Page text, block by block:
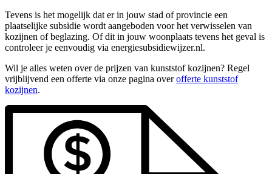
Tevens is het mogelijk dat er in jouw stad of provincie een
plaatselijke subsidie wordt aangeboden voor het verwisselen van
kozijnen of beglazing. Of dit in jouw woonplaats tevens het geval is
controleer je eenvoudig via energiesubsidiewijzer.nl.
Wil je alles weten over de prijzen van kunststof kozijnen? Regel
vrijblijvend een offerte via onze pagina overofferte kunststof
kozijnen.